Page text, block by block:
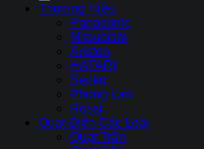
Thương Hiệu
Panasonic
Mitsubishi
Ariston
HATARI
Senko
Phong Lan
Rossi
Quạt Điện Các Loại
Quạt Trần